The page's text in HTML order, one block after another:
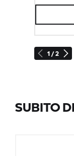
1 / 2
SUBITO